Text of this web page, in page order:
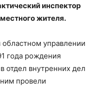
инспектор
жителя.
управлении
года рождения
отдел внутренних дел
провели